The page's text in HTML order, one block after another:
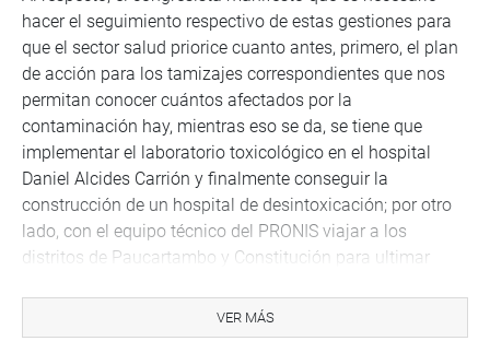
hacer el seguimiento respectivo de estas gestiones para
que el sector salud priorice cuanto antes, primero, el plan
de acción para los tamizajes correspondientes que nos
permitan conocer cuántos afectados por la
contaminación hay, mientras eso se da, se tiene que
implementar el laboratorio toxicológico en el hospital
Daniel Alcides Carrión y finalmente conseguir la
construcción de un hospital de desintoxicación; por otro
lado, con el equipo técnico del PRONIS viajar a los
distritos de Paucartambo y Constitución para ultimar
centros de salud que la población requiere.
VER MÁS